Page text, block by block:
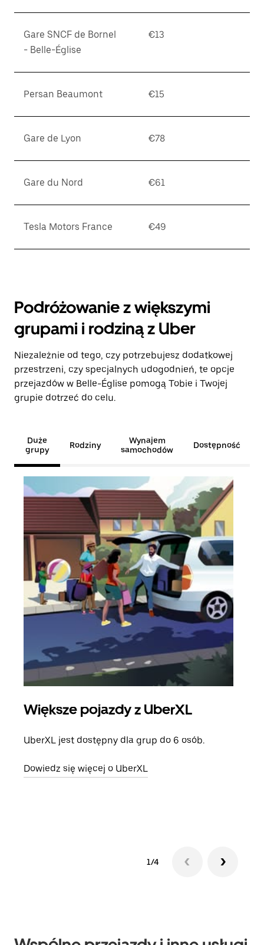
Gare SNCF de Bornel
- Belle-Église
€13
Persan Beaumont €15
Gare de Lyon €78
Gare du Nord €61
Tesla Motors France €49
Podróżowanie z większymi
grupami i rodziną z Uber
Niezależnie od tego, czy potrzebujesz dodatkowej
przestrzeni, czy specjalnych udogodnień, te opcje
przejazdów w Belle-Église pomogą Tobie i Twojej
grupie dotrzeć do celu.
Duże
grupy
Rodziny
Wynajem
samochodów
Dostępność
Większe pojazdy z UberXL
UberXL jest dostępny dla grup do 6 osób.
Dowiedz się więcej o UberXL
1/4